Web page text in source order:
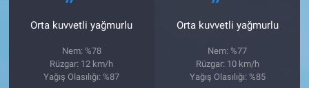
Orta kuvvetli yağmurlu
Nem: %78
Rüzgar: 12 km/h
Yağış Olasılığı: %87
Orta kuvvetli yağmurlu
Nem: %77
Rüzgar: 10 km/h
Yağış Olasılığı: %85